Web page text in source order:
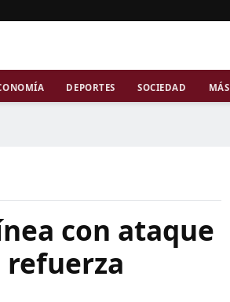
DEPORTES SOCIEDAD MÁS
con ataque
refuerza